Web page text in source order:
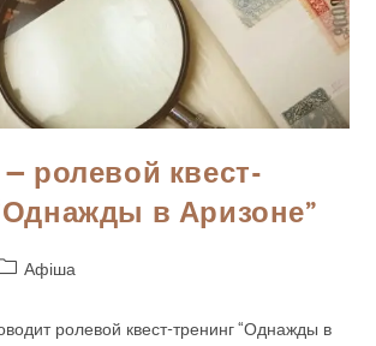
ролевой квест-
в Аризоне”
Афіша
ролевой квест-тренинг “Однажды в